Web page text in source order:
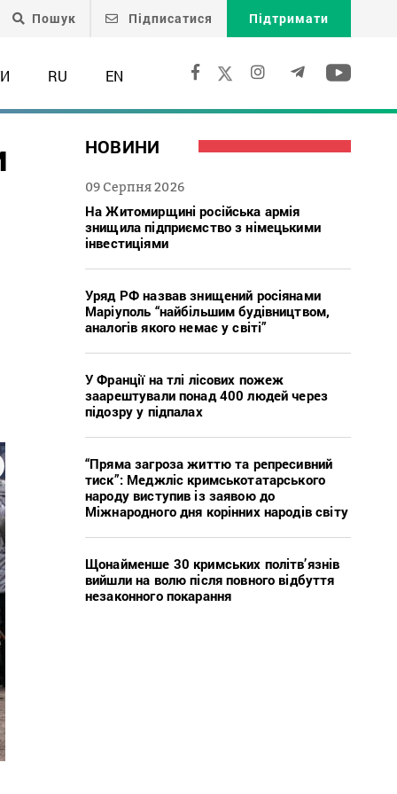
Пошук Підписатися Підтримати
RU EN
НОВИНИ
09 Серпня 2026
На Житомирщині російська армія
знищила підприємство з німецькими
інвестиціями
Уряд РФ назвав знищений росіянами
Маріуполь “найбільшим будівництвом,
аналогів якого немає у світі”
У Франції на тлі лісових пожеж
заарештували понад 400 людей через
підозру у підпалах
“Пряма загроза життю та репресивний
тиск”: Меджліс кримськотатарського
народу виступив із заявою до
Міжнародного дня корінних народів світу
Щонайменше 30 кримських політв’язнів
вийшли на волю після повного відбуття
незаконного покарання